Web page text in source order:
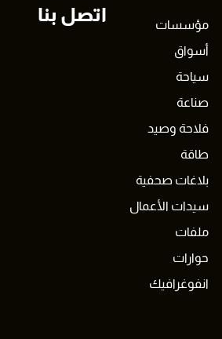
مؤسسات
أسواق
سياحة
صناعة
فلاحة وصيد
طاقة
بلاغات صحفية
سيدات الأعمال
ملفات
حوارات
انفوغرافيك
اتصل بنا